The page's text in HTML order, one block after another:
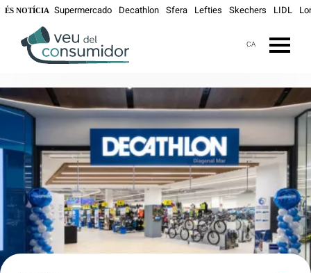
ÉS NOTÍCIA Supermercado Decathlon Sfera Lefties Skechers LIDL
CA